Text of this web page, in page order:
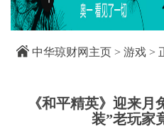
中华琼财网主页 > 游戏 >
《和平精英》迎来
装”老玩家